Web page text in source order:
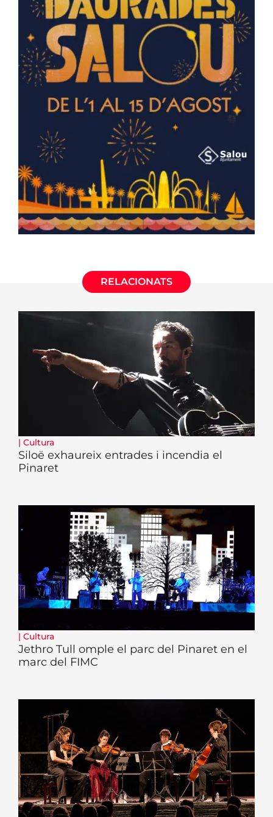
RELACIONATS
| Cultura
Siloë exhaureix entrades i incendia el
Pinaret
| Cultura
Jethro Tull omple el parc del Pinaret en el
marc del FIMC